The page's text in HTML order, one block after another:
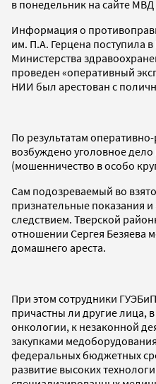
в понедельник на сайте МВД
Информация о
им. П.А. Герцена поступила
Министерства
проведен «оперативный
НИИ был арестован с
По результатам
возбуждено уголовное дело
(мошенничество в особо
Сам подозреваемый во
признательные показания и
следствием. Тверской
отношении Сергея Безяева
домашнего ареста.
При этом сотрудники
причастны ли другие лица,
онкологии, к незаконной
закупками
федеральных бюджетных
развитие высоких